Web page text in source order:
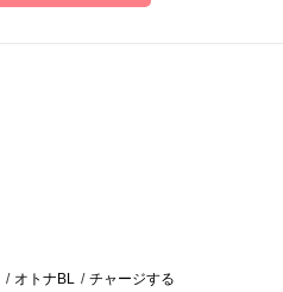
オトナBL チャージする